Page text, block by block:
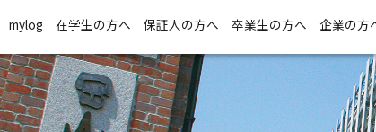
mylog 在学生の方へ 保証人の方へ 卒業生の方へ 企業の方